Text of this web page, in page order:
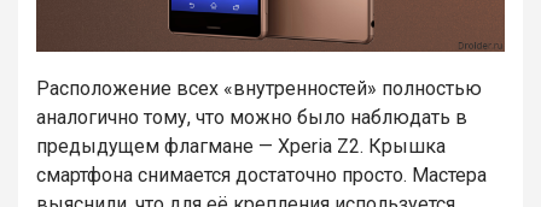
Расположение всех «внутренностей» полностью
аналогично тому, что можно было наблюдать в
предыдущем флагмане — Xperia Z2. Крышка
смартфона снимается достаточно просто. Мастера